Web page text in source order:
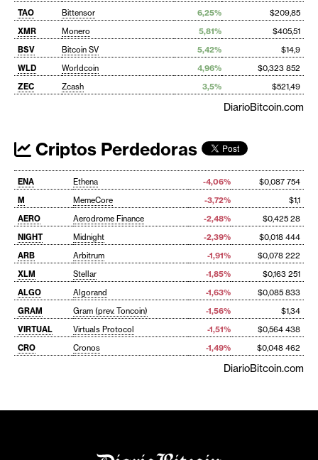
TAO Bittensor 6,25%
$209,85
XMR
Monero 5,81%
$405,51
BSV
Bitcoin SV 5,42%
$14,9
WLD
Worldcoin 4,96%
$0,323 852
ZEC
Zcash 3,5% $521,49
DiarioBitcoin.com
Criptos Perdedoras
ENA Ethena -4,06%
$0,087 754
M
MemeCore -3,72%
$1,1
AERO
Aerodrome Finance -2,48%
$0,425 28
NIGHT
Midnight -2,39%
$0,018 444
ARB
Arbitrum -1,91%
$0,078 222
XLM
Stellar -1,85%
$0,163 251
ALGO
Algorand -1,63%
$0,085 833
GRAM
Gram (prev. Toncoin) -1,56%
$1,34
VIRTUAL
Virtuals Protocol -1,51%
$0,564 438
CRO
Cronos -1,49% $0,048 462
DiarioBitcoin.com